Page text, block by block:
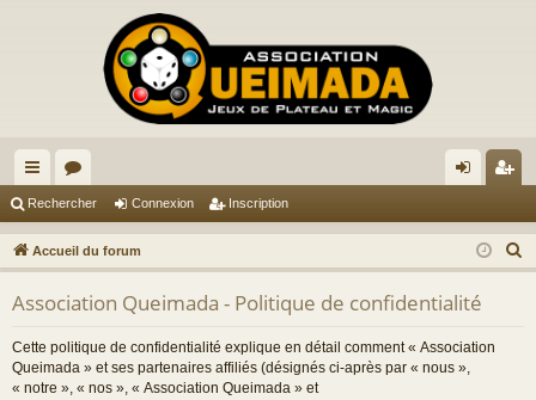
ac
co
ur
ci
s
or
u
m
s
ne
xi
on
cri
pti
Rechercher Connexion Inscription
Accueil du forum
e
Association Queimada - Politique de confidentialité
Cette politique de confidentialité explique en détail comment « Association
Queimada » et ses partenaires affiliés (désignés ci-après par « nous »,
« notre », « nos », « Association Queimada » et